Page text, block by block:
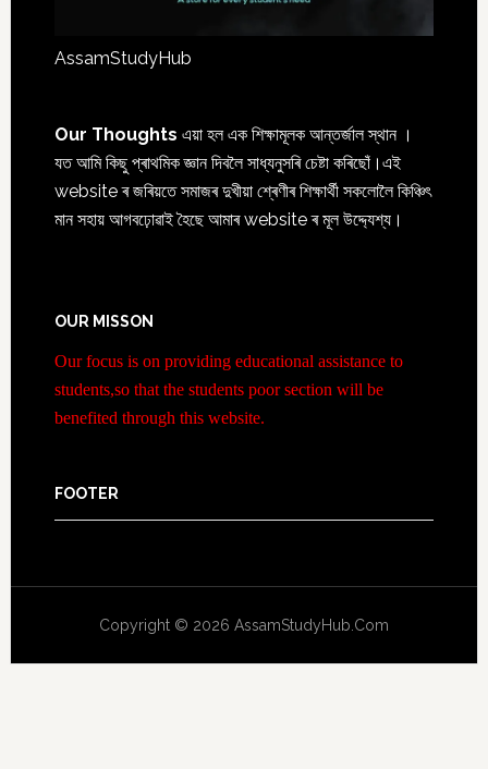
AssamStudyHub
Our Thoughts এয়া হল এক শিক্ষামূলক আন্তৰ্জাল স্থান ।
যত আমি কিছু প্ৰাথমিক জ্ঞান দিবলৈ সাধ্যনুসৰি চেষ্টা কৰিছোঁ।এই
website ৰ জৰিয়তে সমাজৰ দুখীয়া শ্ৰেণীৰ শিক্ষাৰ্থী সকলোলৈ কিঞ্চিৎ
মান সহায় আগবঢ়োৱাই হৈছে আমাৰ website ৰ মূল উদ্দ্যেশ্য।
OUR MISSON
Our focus is on providing educational assistance to
students,so that the students poor section will be
benefited through this website.
FOOTER
Copyright © 2026 AssamStudyHub.Com